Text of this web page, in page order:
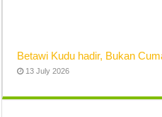
Betawi Kudu hadir, Bukan
13 July 2026